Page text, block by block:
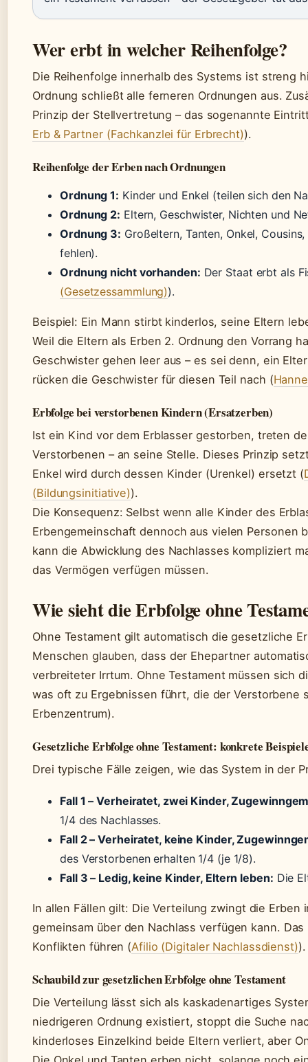
Wer erbt in welcher Reihenfolge?
Die Reihenfolge innerhalb des Systems ist streng
Ordnung schließt alle ferneren Ordnungen aus.
Prinzip der Stellvertretung – das sogenannte
Erb & Partner (Fachkanzlei für Erbrecht)).
Reihenfolge der Erben nach Ordnungen
Ordnung 1: Kinder und Enkel (teilen sich den
Ordnung 2: Eltern, Geschwister, Nichten und
Ordnung 3: Großeltern, Tanten, Onkel,
fehlen).
Ordnung nicht vorhanden: Der Staat erbt als
(Gesetzessammlung)).
Beispiel: Ein Mann stirbt kinderlos, seine Eltern
Weil die Eltern als Erben 2. Ordnung den Vorrang
Geschwister gehen leer aus – es sei denn, ein
rücken die Geschwister für diesen Teil nach (
Erbfolge bei verstorbenen Kindern (Ersatzerben)
Ist ein Kind vor dem Erblasser gestorben, treten
Verstorbenen – an seine Stelle. Dieses Prinzip
Enkel wird durch dessen Kinder (Urenkel) ersetzt (
(Bildungsinitiative)).
Die Konsequenz: Selbst wenn alle Kinder des
Erbengemeinschaft dennoch aus vielen Personen
kann die Abwicklung des Nachlasses kompliziert
das Vermögen verfügen müssen.
Wie sieht die Erbfolge ohne
Ohne Testament gilt automatisch die gesetzliche
Menschen glauben, dass der Ehepartner
verbreiteter Irrtum. Ohne Testament müssen sich
was oft zu Ergebnissen führt, die der Verstorbene
Erbenzentrum).
Gesetzliche Erbfolge ohne Testament: konkrete
Drei typische Fälle zeigen, wie das System in der
Fall 1 – Verheiratet, zwei Kinder,
1/4 des Nachlasses.
Fall 2 – Verheiratet, keine Kinder,
des Verstorbenen erhalten 1/4 (je 1/8).
Fall 3 – Ledig, keine Kinder, Eltern leben: Die
In allen Fällen gilt: Die Verteilung zwingt die Erben
gemeinsam über den Nachlass verfügen kann.
Konflikten führen (Afilio (Digitaler Nachlassdienst)).
Schaubild zur gesetzlichen Erbfolge ohne Testament
Die Verteilung lässt sich als kaskadenartiges
niedrigeren Ordnung existiert, stoppt die Suche
kinderloses Einzelkind beide Eltern verliert, aber